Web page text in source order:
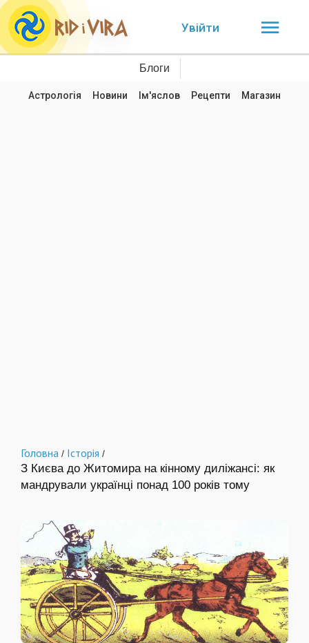
Увійти
Блоги
Астрологія Новини Ім'яслов Рецепти Магазин
Головна / Історія /
З Києва до Житомира на кінному диліжансі: як
мандрували українці понад 100 років тому